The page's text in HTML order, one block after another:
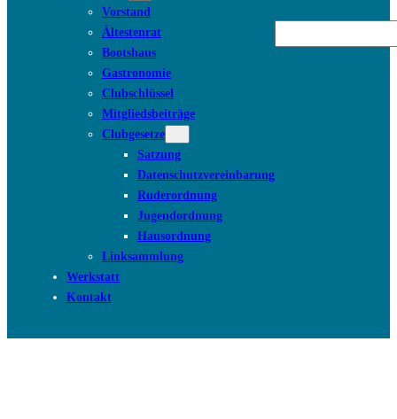
Vorstand
Ältestenrat
Bootshaus
Gastronomie
Clubschlüssel
Mitgliedsbeiträge
Clubgesetze
Satzung
Datenschutzvereinbarung
Ruderordnung
Jugendordnung
Hausordnung
Linksammlung
Werkstatt
Kontakt